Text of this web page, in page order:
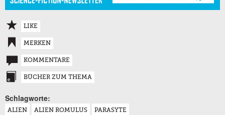
LIKE
MERKEN
KOMMENTARE
BÜCHER ZUM THEMA
Schlagworte:
ALIEN ALIEN ROMULUS PARASYTE